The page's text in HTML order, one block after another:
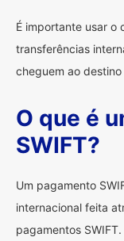
É importante usar o
transferências
cheguem ao
O que é
SWIFT?
Um pagamento
internacional feita
pagamentos